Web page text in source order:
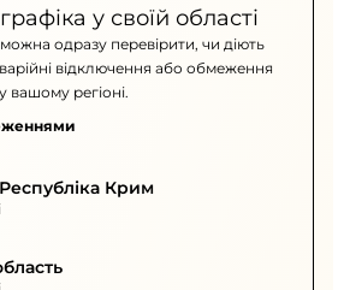
у своїй області
одразу перевірити, чи діють
відключення або обмеження
вашому регіоні.
Крим